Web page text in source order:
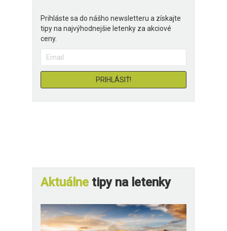
Prihláste sa do nášho newsletteru a získajte
tipy na najvýhodnejšie letenky za akciové
ceny.
Aktuálne tipy na letenky